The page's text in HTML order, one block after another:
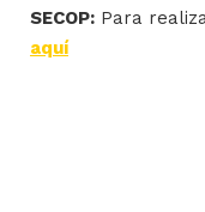
SECOP: Para
aquí